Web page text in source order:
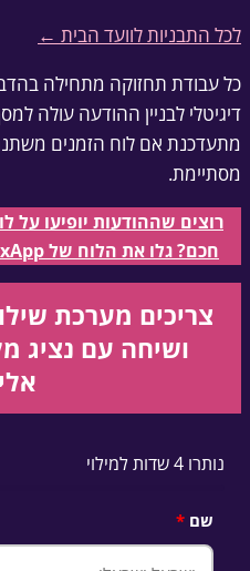
לכל התבניות לוועד הבית ←
כל עבודת תחזוקה מתחילה
דיגיטלי לבניין ההודעה עולה
מתעדכנת אם לוח הזמנים
מסתיימת.
רוצים שההודעות יופיעו על
חכם? גלו את הלוח של GoMixApp ←
צריכים מערכת
ושיחה עם נציג
נותרו 4 שדות למילוי
שם